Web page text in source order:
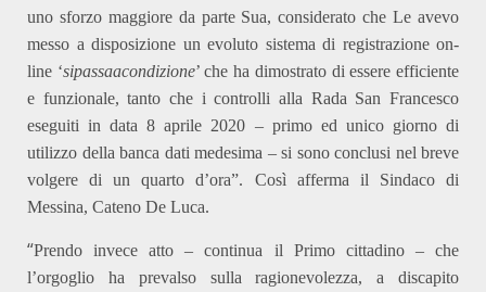
uno sforzo maggiore da parte Sua, considerato che Le avevo
messo a disposizione un evoluto sistema di registrazione on-
line ‘sipassaacondizione’ che ha dimostrato di essere efficiente
e funzionale, tanto che i controlli alla Rada San Francesco
eseguiti in data 8 aprile 2020 – primo ed unico giorno di
utilizzo della banca dati medesima – si sono conclusi nel breve
volgere di un quarto d’ora”. Così afferma il Sindaco di
Messina, Cateno De Luca.
“Prendo invece atto –continua il Primo cittadino –che
l’orgoglio ha prevalso sulla ragionevolezza, a discapito